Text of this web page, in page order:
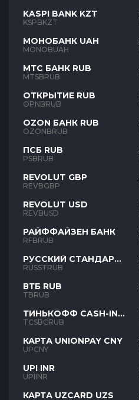
KASPI BANK KZT
KSPBKZT
МОНОБАНК UAH
MONOBUAH
МТС БАНК RUB
MTSBRUB
ОТКРЫТИЕ RUB
OPNBRUB
OZON БАНК RUB
OZONBRUB
ПСБ RUB
PSBRUB
REVOLUT GBP
REVBGBP
REVOLUT USD
REVBUSD
РАЙФФАЙЗЕН БАНК
RFBRUB
РУССКИЙ СТАНДАРТ
RUB
RUSSTRUB
ВТБ RUB
TBRUB
ТИНЬКОФФ CASH-IN
RUB
TCSBCRUB
КАРТА UNIONPAY CNY
UPCNY
UPI INR
UPIINR
КАРТА UZCARD UZS